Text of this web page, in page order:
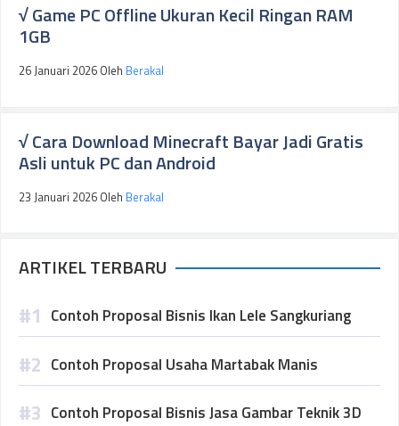
√ Game PC Offline Ukuran Kecil Ringan RAM
1GB
26 Januari 2026 Oleh Berakal
√ Cara Download Minecraft Bayar Jadi Gratis
Asli untuk PC dan Android
23 Januari 2026 Oleh Berakal
ARTIKEL TERBARU
Contoh Proposal Bisnis Ikan Lele Sangkuriang
Contoh Proposal Usaha Martabak Manis
Contoh Proposal Bisnis Jasa Gambar Teknik 3D